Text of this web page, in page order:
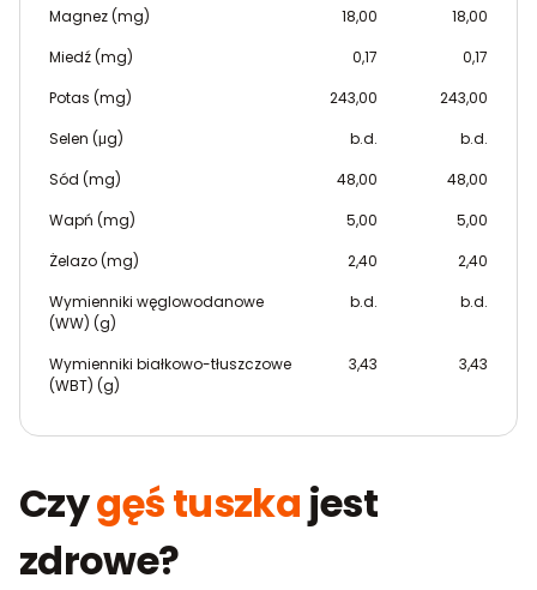
Magnez (mg) 18,00
18,00
Miedź (mg)
0,17
0,17
Potas (mg)
243,00
243,00
Selen (μg)
b.d.
b.d.
Sód (mg)
48,00
48,00
Wapń (mg)
5,00
5,00
Żelazo (mg)
2,40
2,40
Wymienniki węglowodanowe
(WW) (g)
b.d. b.d.
Wymienniki białkowo-tłuszczowe
(WBT) (g)
3,43 3,43
Czygęś tuszka jest
zdrowe?